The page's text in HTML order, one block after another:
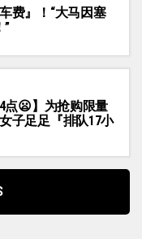
费』！“大马因塞
”
点😦】为抢购限量
子足足『排队17小